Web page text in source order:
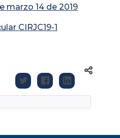
marzo 14 de 2019
CIRJC19-1